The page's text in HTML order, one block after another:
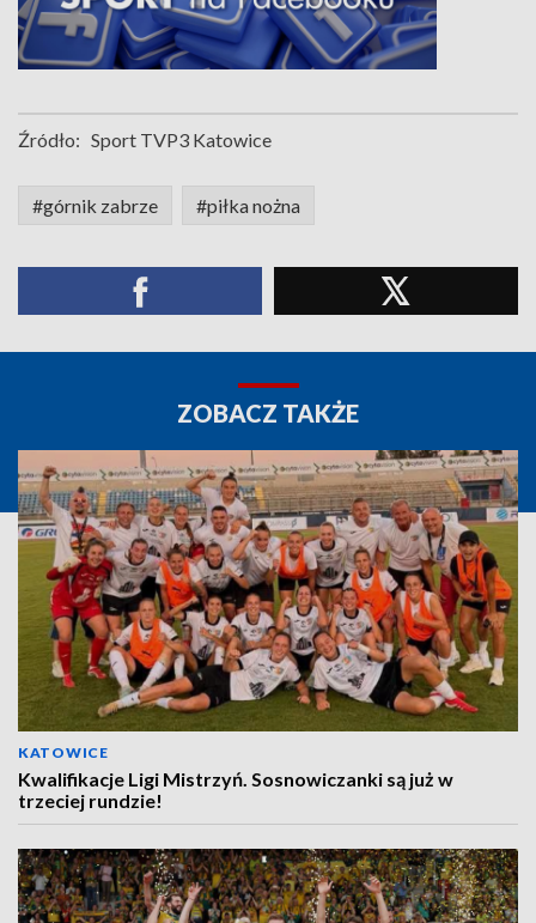
Źródło: Sport TVP3 Katowice
#górnik zabrze #piłka nożna
ZOBACZ TAKŻE
KATOWICE
Kwalifikacje Ligi Mistrzyń. Sosnowiczanki są już w
trzeciej rundzie!